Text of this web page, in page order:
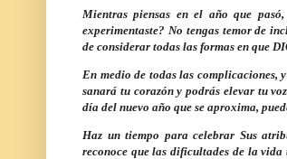
Mientras piensas en el año que
experimentaste? No tengas temor de
de considerar todas las formas en que
En medio de todas las complicaciones,
sanará tu corazón y podrás elevar tu
día del nuevo año que se aproxima,
Haz un tiempo para celebrar Sus
reconoce que las dificultades de la